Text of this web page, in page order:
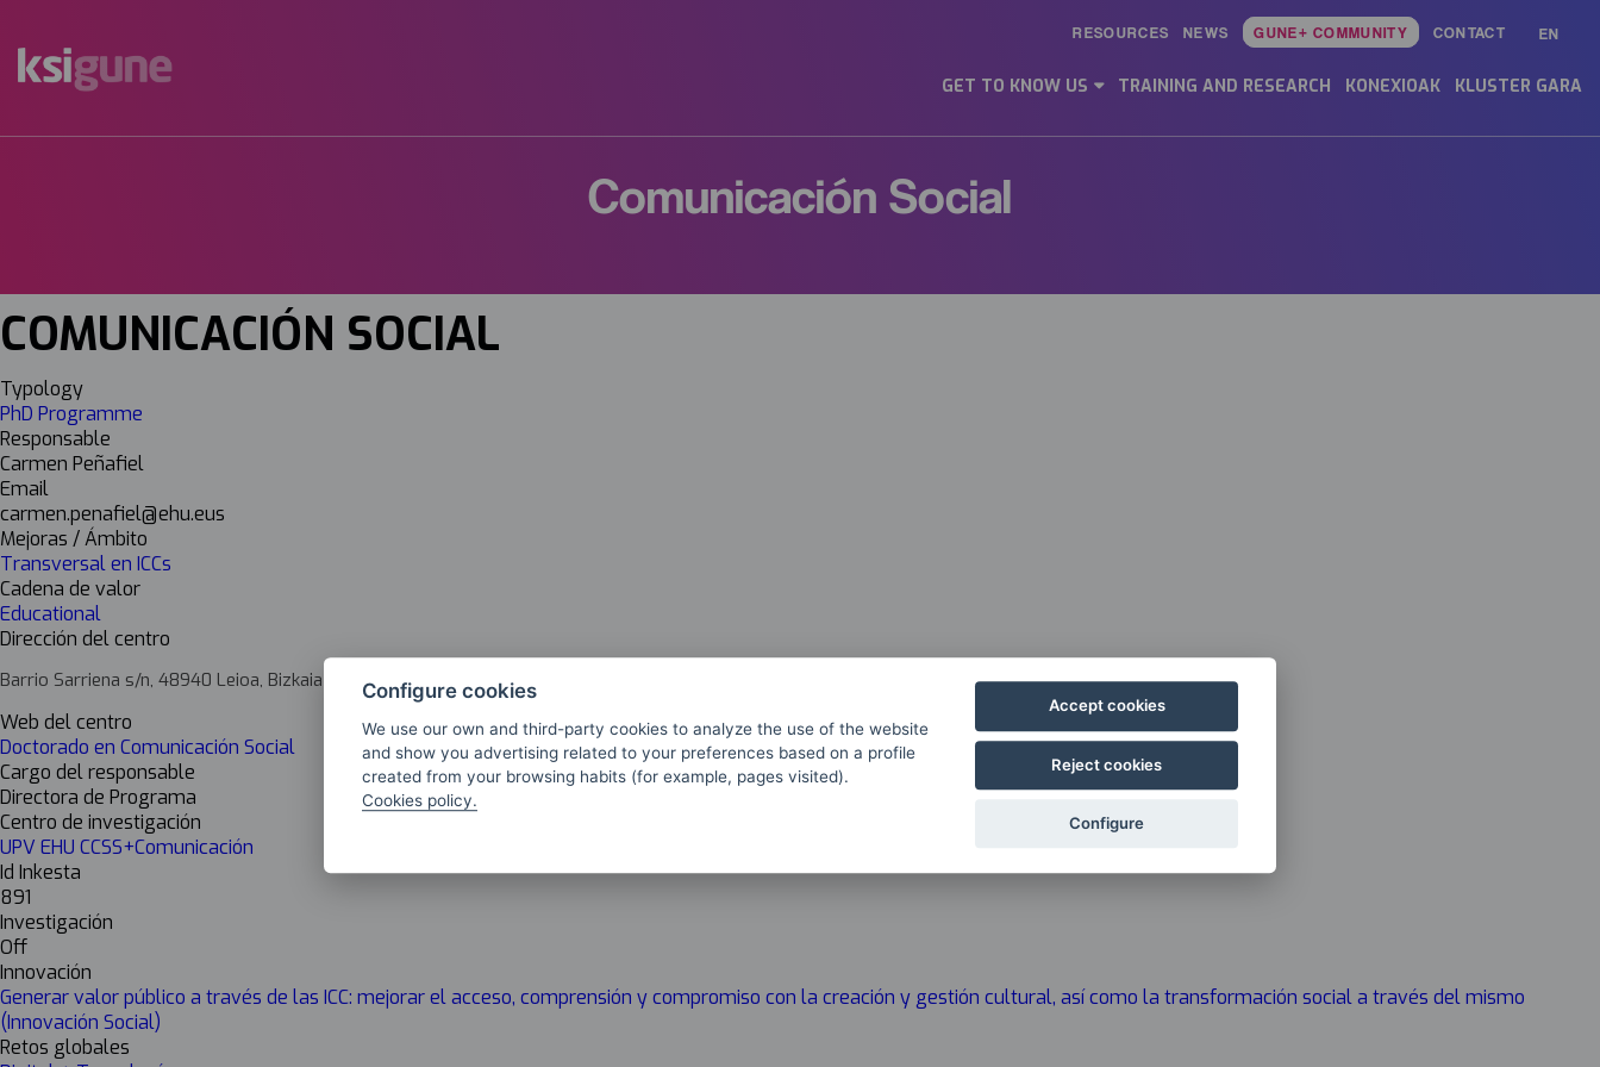
EN
Menu
ES
RESOURCES NEWS GUNE+ COMMUNITY CONTACT
mapas
GET TO KNOW US TRAINING AND RESEARCH KONEXIOAK KLUSTER GARA
Comunicación Social
COMUNICACIÓN SOCIAL
Typology
PhD Programme
Responsable
Carmen Peñafiel
Email
carmen.penafiel@ehu.eus
Mejoras / Ámbito
Transversal en ICCs
Cadena de valor
Educational
Dirección del centro
Barrio Sarriena s/n, 48940 Leioa, Bizkaia
Web del centro
Doctorado en Comunicación Social
Cargo del responsable
Directora de Programa
Centro de investigación
UPV EHU CCSS+Comunicación
Id Inkesta
891
Investigación
Off
Innovación
Generar valor público a través de las ICC: mejorar el acceso, comprensión y compromiso con la creación y gestión cultural, así como la transformación social a través del mismo
(Innovación Social)
Retos globales
Configure cookies
We use our own and third-party cookies to analyze the use of the website
and show you advertising related to your preferences based on a profile
created from your browsing habits (for example, pages visited).
Cookies policy.
Accept cookies
Reject cookies
Configure